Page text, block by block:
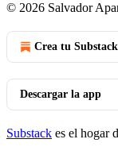
© 2026 Salvador
Crea tu Substack
Descargar la app
Substack es el hogar